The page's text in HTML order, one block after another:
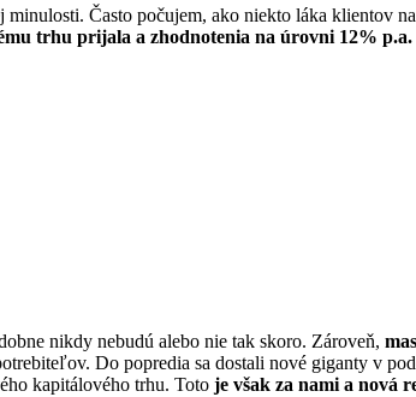
Často počujem, ako niekto láka klientov
trhu prijala a zhodnotenia na úrovni 12%
nikdy nebudú alebo nie tak skoro. Zároveň,
Do popredia sa dostali nové giganty v
kapitálového trhu. Toto je však za nami a nová